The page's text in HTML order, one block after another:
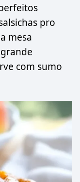
pro
mesa
com sumo